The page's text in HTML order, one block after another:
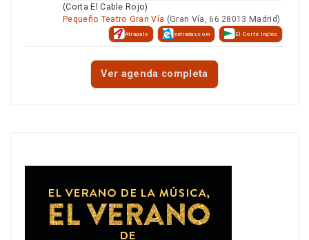
(Corta El Cable Rojo)
Pequeño Teatro Gran Vía (Gran Vía, 66 28013 Madrid)
Atrápalo entradas.com El Corte Inglés
Ver agenda completa